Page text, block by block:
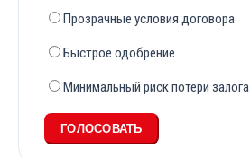
Прозрачные условия договора
Быстрое одобрение
Минимальный риск потери залога
ГОЛОСОВАТЬ